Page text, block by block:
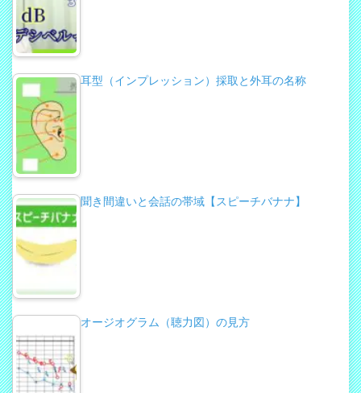
耳型（インプレッション）採取と外耳の名称
聞き間違いと会話の帯域【スピーチバナナ】
オージオグラム（聴力図）の見方